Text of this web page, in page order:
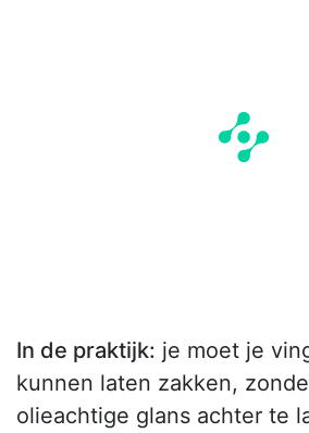
In de praktijk: je moet je
kunnen laten zakken,
olieachtige glans achter te